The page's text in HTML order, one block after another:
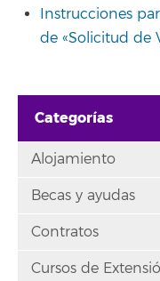
Instrucciones
de «Solicitud de
Categorías
Alojamiento
Becas y ayudas
Contratos
Cursos de